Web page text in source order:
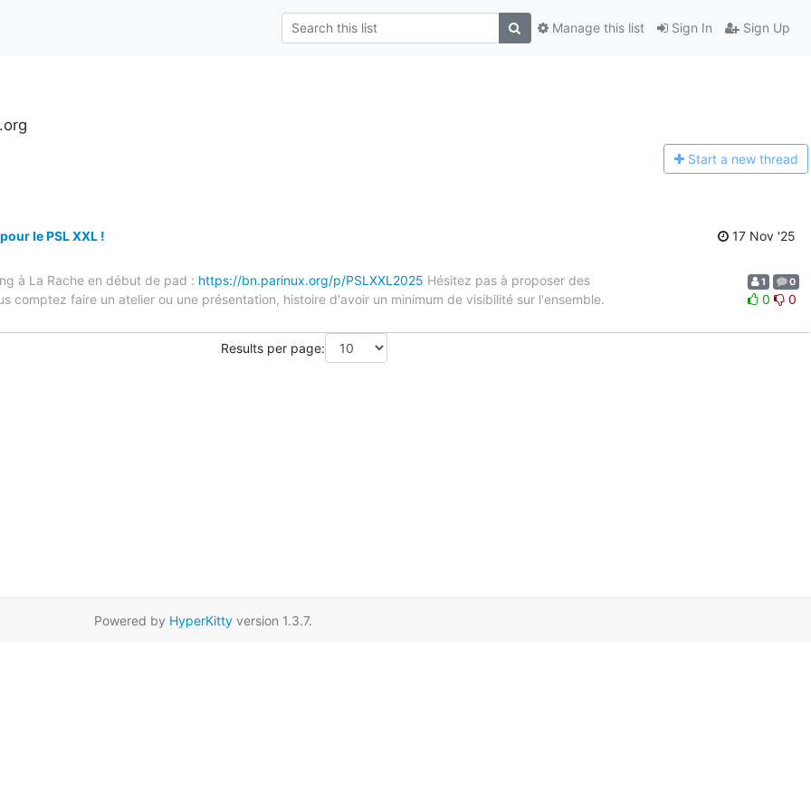
Sign In Sign Up
Manage this list
Start a new thread
le PSL XXL !
17 Nov '25
à La Rache en début de pad : https://bn.parinux.org/p/PSLXXL2025 Hésitez pas à proposer des
comptez faire un atelier ou une présentation, histoire d'avoir un minimum de visibilité sur l'ensemble.
1 0
0 0
Results per page:
Powered by HyperKittyversion 1.3.7.